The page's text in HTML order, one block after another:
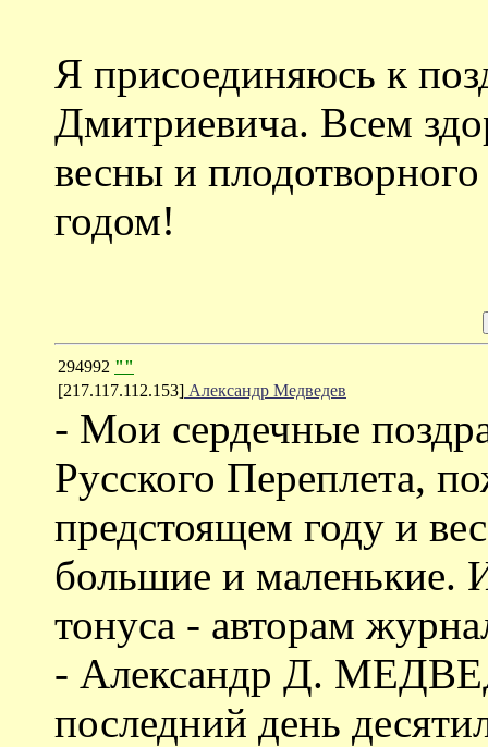
Я присоединяюсь к
Дмитриевича. Всем
весны и
годом!
294992 ""
[217.117.112.153] Александр Медведев
- Мои сердечные
Русского Переплета,
предстоящем году и
большие и маленькие.
тонуса - авторам
- Александр Д.
последний день